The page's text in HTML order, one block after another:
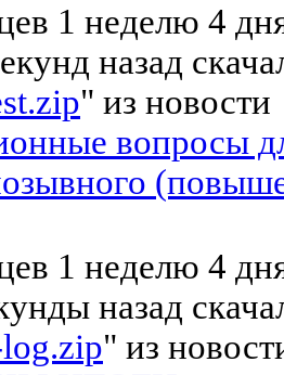
1 неделю 4
назад
" из новости
вопросы
1 неделю 4
назад
" из